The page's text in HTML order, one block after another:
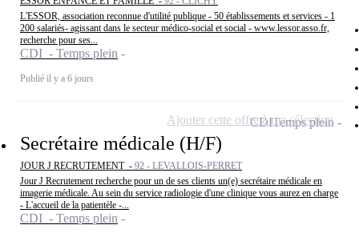
L'ESSOR, association reconnue d'utilité publique - 50 établissements et services - 1
200 salariés- agissant dans le secteur médico-social et social - www.lessor.asso.fr,
recherche pour ses...
CDI - Temps plein
Publié il y a 6 jours
Secrétaire médicale (H/F)
JOUR J RECRUTEMENT - 92 - LEVALLOIS-PERRET
Jour J Recrutement recherche pour un de ses clients un(e) secrétaire médicale en
imagerie médicale. Au sein du service radiologie d'une clinique vous aurez en charge
- L'accueil de la patientèle -...
CDI - Temps plein
CDITemps plein
Ajouter cette offre à ma sélection